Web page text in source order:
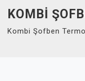
content
KOMBI
Kombi Şofben